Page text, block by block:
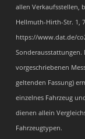
allen Verkaufsstellen,
Hellmuth-Hirth-Str. 1,
https://www.dat.de/
Sonderausstattungen.
vorgeschriebenen
geltenden Fassung)
einzelnes Fahrzeug
dienen allein
Fahrzeugtypen.